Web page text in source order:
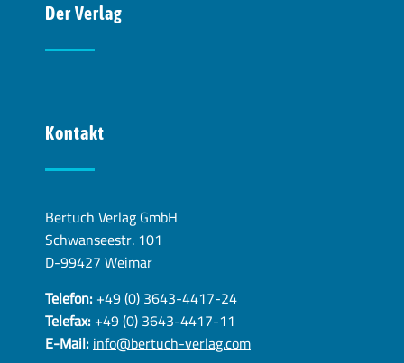
Der Verlag
Kontakt
Bertuch Verlag GmbH
Schwanseestr. 101
D-99427 Weimar
Telefon:+49 (0) 3643-4417-24
Telefax:+49 (0) 3643-4417-11
E-Mail:info@bertuch-verlag.com